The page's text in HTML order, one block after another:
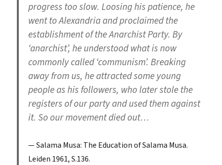
progress too slow. Loosing his patience, he
went to Alexandria and proclaimed the
establishment of the Anarchist Party. By
‘anarchist’, he understood what is now
commonly called ‘communism’. Breaking
away from us, he attracted some young
people as his followers, who later stole the
registers of our party and used them against
it. So our movement died out…
Salama Musa: The Education of Salama Musa.
Leiden 1961, S.136.